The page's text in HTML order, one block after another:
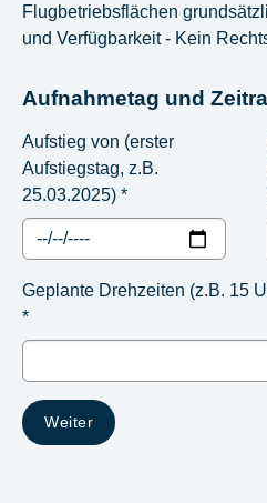
Flugbetriebsflächen
und Verfügbarkeit - Kein
Aufnahmetag und
Aufstieg von (erster
Aufstiegstag, z.B.
25.03.2025) *
Geplante Drehzeiten (z.B. 15
*
Weiter